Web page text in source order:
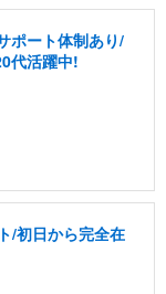
ポート体制あり/
代活躍中!
/初日から完全在